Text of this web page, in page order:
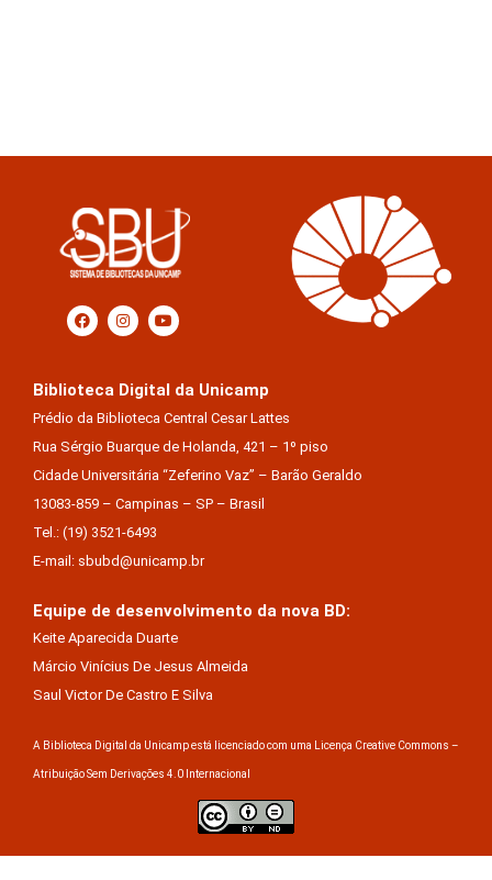
Biblioteca Digital da Unicamp
Prédio da Biblioteca Central Cesar Lattes
Rua Sérgio Buarque de Holanda, 421 – 1º piso
Cidade Universitária “Zeferino Vaz” – Barão Geraldo
13083-859 – Campinas – SP – Brasil
Tel.: (19) 3521-6493
E-mail: sbubd@unicamp.br
Equipe de desenvolvimento da nova BD:
Keite Aparecida Duarte
Márcio Vinícius De Jesus Almeida
Saul Victor De Castro E Silva
A Biblioteca Digital da Unicamp está licenciado com uma Licença Creative Commons –
Atribuição Sem Derivações 4.0 Internacional